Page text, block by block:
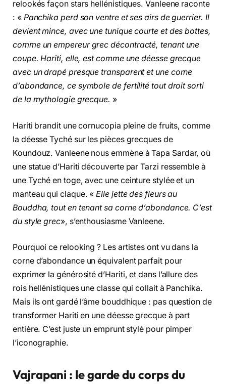
relookés façon stars hellénistiques. Vanleene raconte
: « Panchika perd son ventre et ses airs de guerrier. Il
devient mince, avec une tunique courte et des bottes,
comme un empereur grec décontracté, tenant une
coupe. Hariti, elle, est comme une déesse grecque
avec un drapé presque transparent et une corne
d’abondance, ce symbole de fertilité tout droit sorti
de la mythologie grecque. »
Hariti brandit une cornucopia pleine de fruits, comme
la déesse Tyché sur les pièces grecques de
Koundouz. Vanleene nous emmène à Tapa Sardar, où
une statue d’Hariti découverte par Tarzi ressemble à
une Tyché en toge, avec une ceinture stylée et un
manteau qui claque. « Elle jette des fleurs au
Bouddha, tout en tenant sa corne d’abondance. C’est
du style grec», s’enthousiasme Vanleene.
Pourquoi ce relooking ? Les artistes ont vu dans la
corne d’abondance un équivalent parfait pour
exprimer la générosité d’Hariti, et dans l’allure des
rois hellénistiques une classe qui collait à Panchika.
Mais ils ont gardé l’âme bouddhique : pas question de
transformer Hariti en une déesse grecque à part
entière. C’est juste un emprunt stylé pour pimper
l’iconographie.
Vajrapani : le garde du corps du